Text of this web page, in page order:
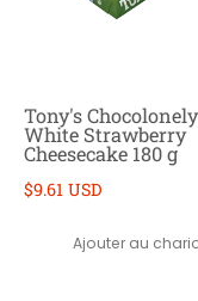
Tony's
White Strawberry
Cheesecake 180 g
$9.61 USD
Ajouter au